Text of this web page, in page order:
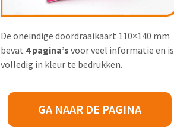
De oneindige doordraaikaart 110×140 mm
bevat 4 pagina’s voor veel informatie en is
volledig in kleur te bedrukken.
GA NAAR DE PAGINA